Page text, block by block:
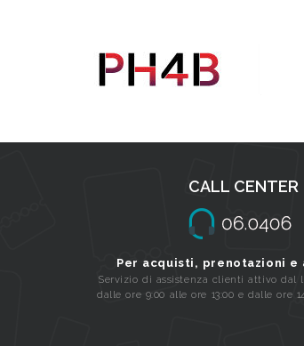
CALL CENTER
Per acquisti, prenotazioni e
Servizio di assistenza clienti attivo dal
dalle ore 9:00 alle ore 13:00 e dalle ore